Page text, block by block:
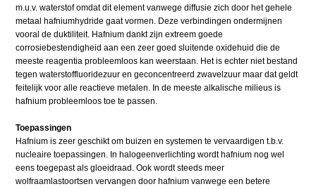
m.u.v. waterstof omdat dit element vanwege diffusie zich door het gehele
metaal hafniumhydride gaat vormen. Deze verbindingen ondermijnen
vooral de duktiliteit. Hafnium dankt zijn extreem goede
corrosiebestendigheid aan een zeer goed sluitende oxidehuid die de
meeste reagentia probleemloos kan weerstaan. Het is echter niet bestand
tegen waterstoffluoridezuur en geconcentreerd zwavelzuur maar dat geldt
feitelijk voor alle reactieve metalen. In de meeste alkalische milieus is
hafnium probleemloos toe te passen.
Toepassingen
Hafnium is zeer geschikt om buizen en systemen te vervaardigen t.b.v.
nucleaire toepassingen. In halogeenverlichting wordt hafnium nog wel
eens toegepast als gloeidraad. Ook wordt steeds meer
wolfraamlastoortsen vervangen door hafnium vanwege een betere